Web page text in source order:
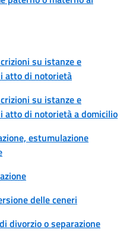
su istanze e
atto di notorietà
su istanze e
di notorietà a domicilio
estumulazione
delle ceneri
divorzio o separazione